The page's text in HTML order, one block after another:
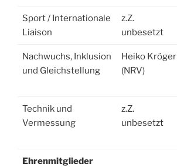
Sport / Internationale
Liaison
z.Z.
unbesetzt
Nachwuchs, Inklusion
und Gleichstellung
Heiko Kröger
(NRV)
Technik und
Vermessung
z.Z.
unbesetzt
Ehrenmitglieder